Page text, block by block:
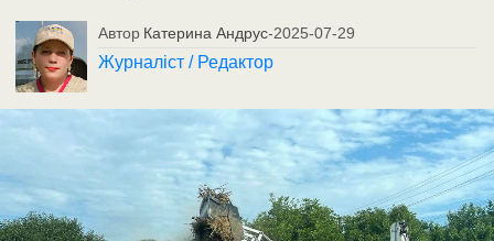
Автор Катерина Андрус-2025-07-29
Журналіст / Редактор